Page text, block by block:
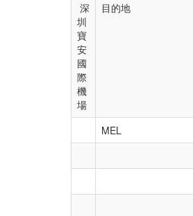
深
圳
寶
安
國
際
機
場
目的地
MEL